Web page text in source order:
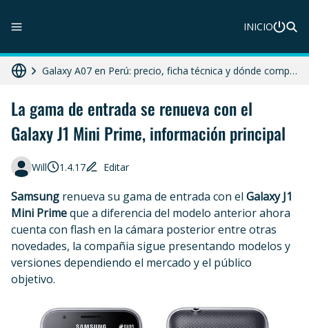
INICIO
Galaxy A07 en Perú: precio, ficha técnica y dónde comprar
La gama de entrada se renueva con el
Galaxy J1 Mini Prime, información principal
Will 1.4.17 Editar
Samsung renueva su gama de entrada con el Galaxy J1
Mini Primeque a diferencia del modelo anterior ahora
cuenta con flash en la cámara posterior entre otras
novedades, la compañia sigue presentando modelos y
versiones dependiendo el mercado y el público
objetivo.